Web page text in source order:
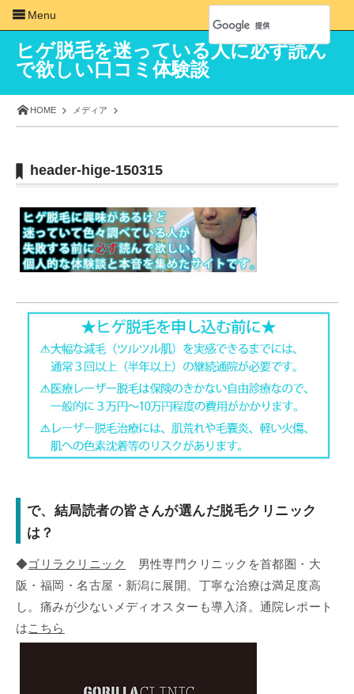
ヒゲ脱毛を迷っている人に必ず読ん
で欲しい口コミ体験談
HOME メディア
header-hige-150315
で、結局読者の皆さんが選んだ脱毛クリニック
は？
◆ゴリラクリニック
男性専門クリニックを首都圏・大
阪・福岡・名古屋・新潟に展開。丁寧な治療は満足度高
し。痛みが少ないメディオスターも導入済。通院レポート
はこちら
Menu